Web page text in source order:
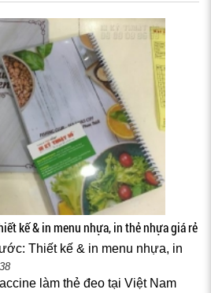
kế & in menu nhựa, in thẻ nhựa giá rẻ
Thiết kế & in menu nhựa, in
làm thẻ đeo tại Việt Nam